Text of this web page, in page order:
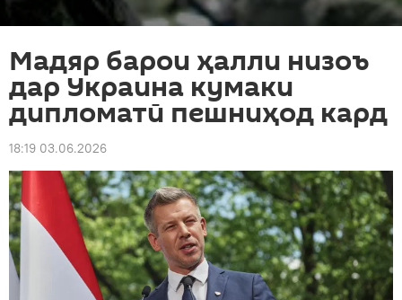
Мадяр барои ҳалли низоъ
дар Украина кумаки
дипломатӣ пешниҳод кард
18:19 03.06.2026